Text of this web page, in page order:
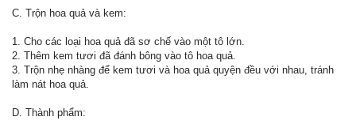
C. Trộn hoa quả và kem:
1. Cho các loại hoa quả đã sơ chế vào một tô lớn.
2. Thêm kem tươi đã đánh bông vào tô hoa quả.
3. Trộn nhẹ nhàng để kem tươi và hoa quả quyện đều với nhau, tránh
làm nát hoa quả.
D. Thành phẩm: